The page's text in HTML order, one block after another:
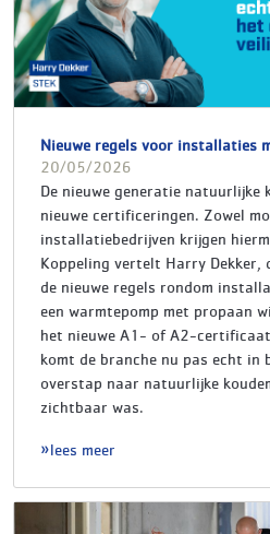
Nieuwe regels voor installaties
20/05/2026
De nieuwe generatie natuurlijke
nieuwe certificeringen. Zowel
installatiebedrijven krijgen
Koppeling vertelt Harry Dekker,
de nieuwe regels rondom
een warmtepomp met propaan
het nieuwe A1- of A2-
komt de branche nu pas echt in
overstap naar natuurlijke
zichtbaar was.
lees meer